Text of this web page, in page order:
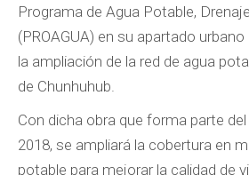
Programa de Agua Potable,
(PROAGUA) en su apartado urbano
la ampliación de la red de agua
de Chunhuhub.
Con dicha obra que forma parte
2018, se ampliará la cobertura en
potable para mejorar la calidad de